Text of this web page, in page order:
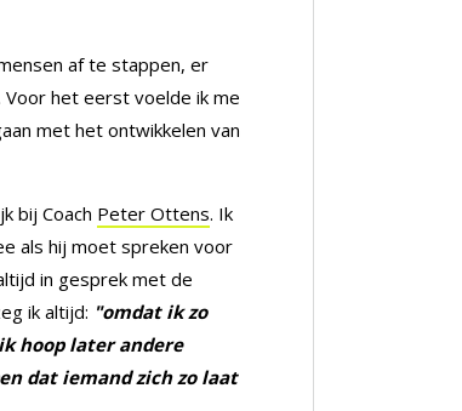
af te stappen, er
het eerst voelde ik me
met het ontwikkelen van
bij Coach Peter Ottens. Ik
als hij moet spreken voor
in gesprek met de
ik altijd: "omdat ik zo
hoop later andere
dat iemand zich zo laat